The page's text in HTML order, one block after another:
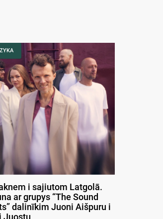
i sajiutom Latgolā.
ar grupys “The Sound
dalinīkim Juoni Aišpuru i
Juostu